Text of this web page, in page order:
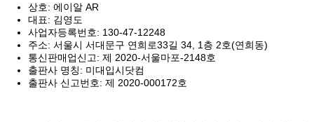
상호: 에이알 AR
대표: 김영도
사업자등록번호: 130-47-12248
주소: 서울시 서대문구 연희로33길 34, 1층 2호(연희동)
통신판매업신고: 제 2020-서울마포-2148호
출판사 명칭: 미대입시닷컴
출판사 신고번호: 제 2020-000172호